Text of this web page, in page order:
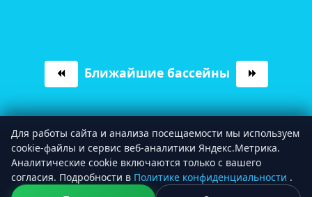
Ближайшие бассейны
Для работы сайта и анализа посещаемости мы используем
cookie‑файлы и сервис веб‑аналитики Яндекс.Метрика.
Аналитические cookie включаются только с вашего
согласия. Подробности в Политике конфиденциальности .
2026. Бассейны. онлайн